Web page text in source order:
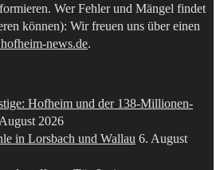
Wer Fehler und Mängel findet
können): Wir freuen uns über einen
news.de.
Hofheim und der 138-Millionen-
2026
in Lorsbach und Wallau 6. August